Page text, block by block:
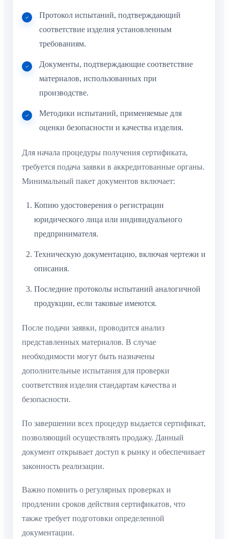
Протокол испытаний, подтверждающий
соответствие изделия установленным
требованиям.
Документы, подтверждающие соответствие
материалов, использованных при
производстве.
Методики испытаний, применяемые для
оценки безопасности и качества изделия.
Для начала процедуры получения сертификата,
требуется подача заявки в аккредитованные органы.
Минимальный пакет документов включает:
Копию удостоверения о регистрации
юридического лица или индивидуального
предпринимателя.
Техническую документацию, включая чертежи и
описания.
Последние протоколы испытаний аналогичной
продукции, если таковые имеются.
После подачи заявки, проводится анализ
представленных материалов. В случае
необходимости могут быть назначены
дополнительные испытания для проверки
соответствия изделия стандартам качества и
безопасности.
По завершении всех процедур выдается сертификат,
позволяющий осуществлять продажу. Данный
документ открывает доступ к рынку и обеспечивает
законность реализации.
Важно помнить о регулярных проверках и
продлении сроков действия сертификатов, что
также требует подготовки определенной
документации.